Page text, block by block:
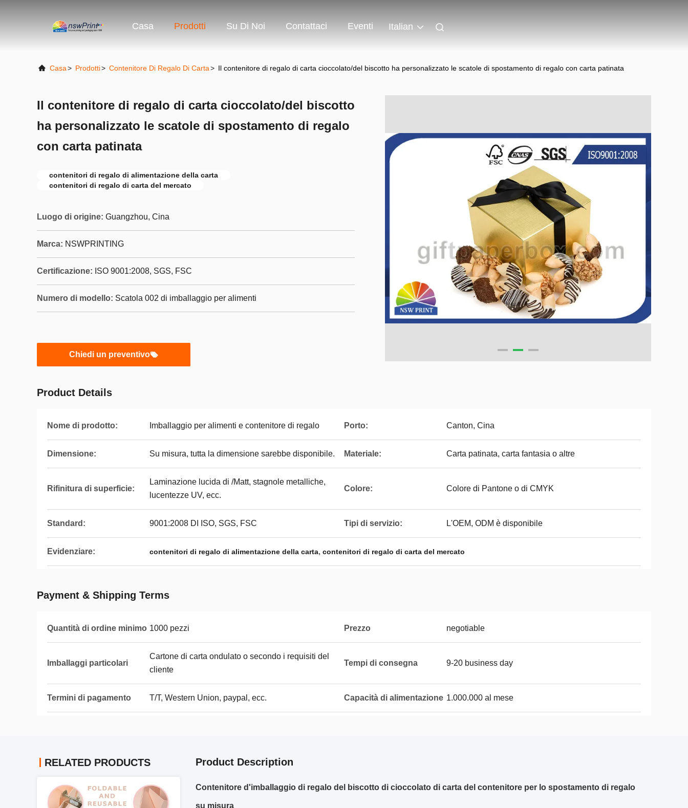
Casa Prodotti Su Di Noi Contattaci Eventi Italian
Casa> Prodotti> Contenitore Di Regalo Di Carta> Il contenitore di regalo di carta cioccolato/del biscotto ha personalizzato le scatole di spostamento di regalo con carta patinata
Il contenitore di regalo di carta cioccolato/del biscotto
ha personalizzato le scatole di spostamento di regalo
con carta patinata
contenitori di regalo di alimentazione della carta
contenitori di regalo di carta del mercato
Luogo di origine: Guangzhou, Cina
Marca: NSWPRINTING
Certificazione: ISO 9001:2008, SGS, FSC
Numero di modello: Scatola 002 di imballaggio per alimenti
Chiedi un preventivo
Product Details
Nome di prodotto: Imballaggio per alimenti e contenitore di regalo Porto: Canton, Cina
Dimensione: Su misura, tutta la dimensione sarebbe disponibile. Materiale: Carta patinata, carta fantasia o altre
Rifinitura di superficie:
Laminazione lucida di /Matt, stagnole metalliche,
lucentezze UV, ecc.
Colore: Colore di Pantone o di CMYK
Standard: 9001:2008 DI ISO, SGS, FSC Tipi di servizio: L'OEM, ODM è disponibile
Evidenziare: contenitori di regalo di alimentazione della carta, contenitori di regalo di carta del mercato
Payment & Shipping Terms
Quantità di ordine minimo 1000 pezzi Prezzo negotiable
Imballaggi particolari
Cartone di carta ondulato o secondo i requisiti del
cliente
Tempi di consegna 9-20 business day
Termini di pagamento T/T, Western Union, paypal, ecc. Capacità di alimentazione 1.000.000 al mese
RELATED PRODUCTS Product Description
Contenitore d'imballaggio di regalo del biscotto di cioccolato di carta del contenitore per lo spostamento di regalo
su misura